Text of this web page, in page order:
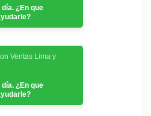
día. ¿En que
Ventas Lima y
día. ¿En que